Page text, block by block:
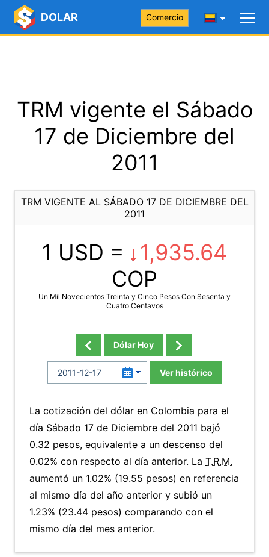
DOLAR Comercio
TRM vigente el Sábado
17 de Diciembre del
2011
TRM VIGENTE AL SÁBADO 17 DE DICIEMBRE DEL
2011
1 USD =
1,935.64
COP
Un Mil Novecientos Treinta y Cinco Pesos Con Sesenta y
Cuatro Centavos
Dólar Hoy
Ver histórico
La cotización del dólar en Colombia para el
día Sábado 17 de Diciembre del 2011 bajó
0.32 pesos, equivalente a un descenso del
0.02% con respecto al día anterior. La T.R.M.
aumentó un 1.02% (19.55 pesos) en referencia
al mismo día del año anterior y subió un
1.23% (23.44 pesos) comparando con el
mismo día del mes anterior.